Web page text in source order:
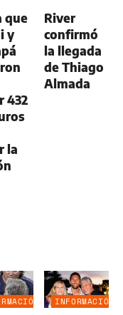
que
y
432
la
River
confirmó
la llegada
de Thiago
Almada
INFORMACIÓN